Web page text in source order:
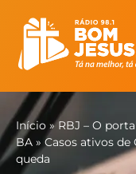
Início »RBJ – O
BA » Casos ativos de
queda